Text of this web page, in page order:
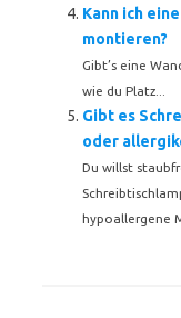
Kann ich
montieren?
Gibt’s eine
wie du Platz...
Gibt es
oder
Du willst
hypoallergene